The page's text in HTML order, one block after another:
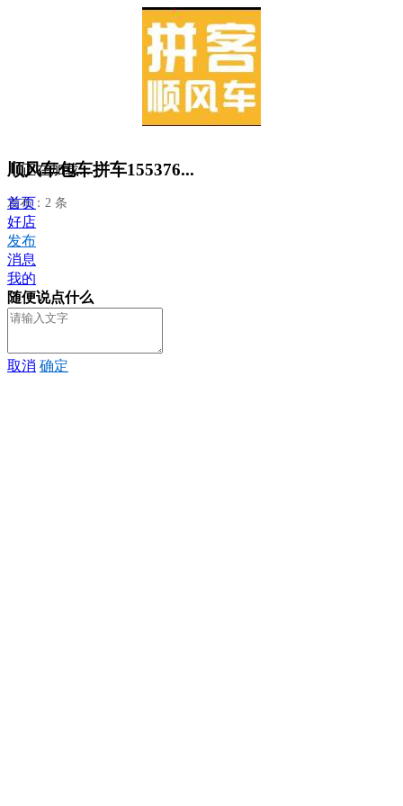
顺风车包车拼车155376...
发布：2 条
正在加载...
首页
好店
发布
消息
我的
随便说点什么
取消 确定